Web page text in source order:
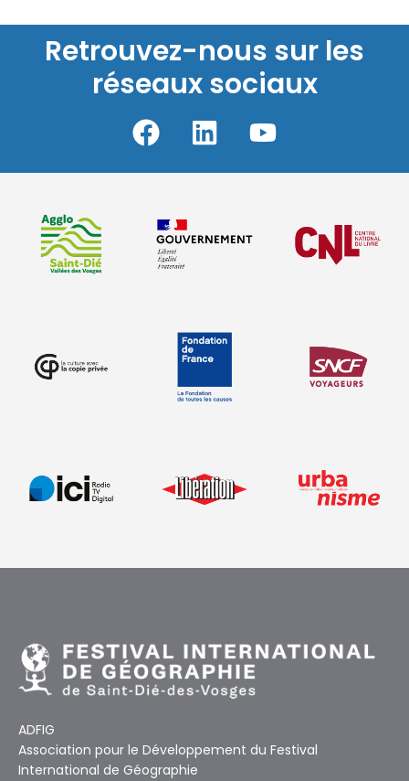
Retrouvez-nous sur les
réseaux sociaux
ADFIG
Association pour le Développement du Festival
International de Géographie